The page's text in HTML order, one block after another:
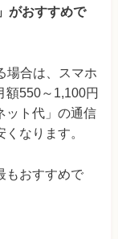
がおすすめで
場合は、スマホ
額550～1,100円
ット代」の通信
なります。
もおすすめで